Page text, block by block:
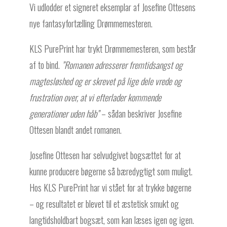
Vi udlodder et signeret eksemplar af Josefine Ottesens
nye fantasyfortælling Drømmemesteren.
KLS PurePrint har trykt Drømmemesteren, som består
af to bind. ”Romanen adresserer fremtidsangst og
magtesløshed og er skrevet på lige dele vrede og
frustration over, at vi efterlader kommende
generationer uden håb”– sådan beskriver Josefine
Ottesen blandt andet romanen.
Josefine Ottesen har selvudgivet bogsættet for at
kunne producere bøgerne så bæredygtigt som muligt.
Hos KLS PurePrint har vi stået for at trykke bøgerne
– og resultatet er blevet til et æstetisk smukt og
langtidsholdbart bogsæt, som kan læses igen og igen.